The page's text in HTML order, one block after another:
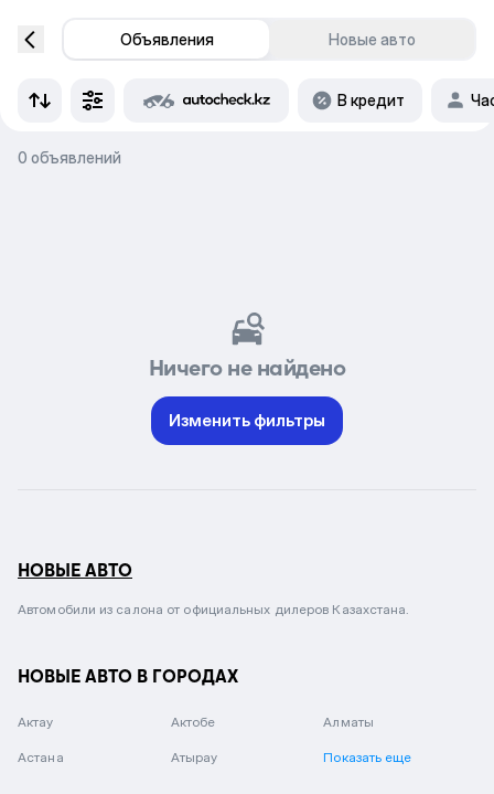
Объявления Новые авто
В кредит
0 объявлений
Ничего не найдено
Изменить фильтры
НОВЫЕ АВТО
Автомобили из салона от официальных дилеров Казахстана.
НОВЫЕ АВТО В ГОРОДАХ
Актау Актобе Алматы
Астана Атырау Показать еще